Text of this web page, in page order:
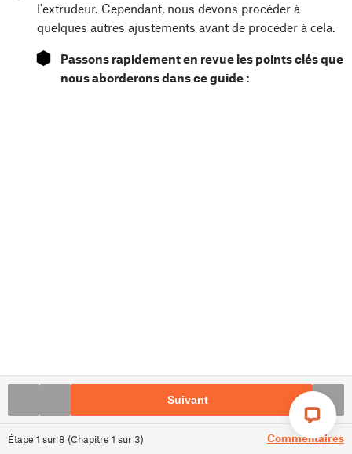
Étape 1 sur8 (Chapitre 1 sur3) Commentaires
l'extrudeur. Cependant, nous devons procéder à
quelques autres ajustements avant de procéder à cela.
⬢
Passons rapidement en revue les points clés que
nous aborderons dans ce guide :
Suivant